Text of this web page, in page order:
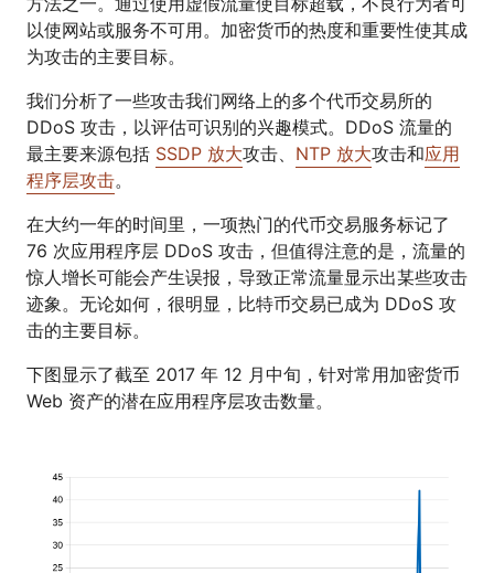
以使网站或服务不可用。加密货币的热度和重要性使其成
为攻击的主要目标。
我们分析了一些攻击我们网络上的多个代币交易所的
DDoS 攻击，以评估可识别的兴趣模式。DDoS 流量的
最主要来源包括 SSDP 放大攻击、 NTP 放大攻击和应用
程序层攻击。
在大约一年的时间里，一项热门的代币交易服务标记了
76 次应用程序层 DDoS 攻击，但值得注意的是，流量的
惊人增长可能会产生误报，导致正常流量显示出某些攻击
迹象。无论如何，很明显，比特币交易已成为 DDoS 攻
击的主要目标。
下图显示了截至 2017 年 12 月中旬，针对常用加密货币
Web 资产的潜在应用程序层攻击数量。